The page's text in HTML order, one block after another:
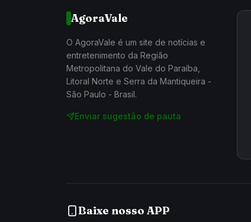
AgoraVale
O AgoraVale é um site de notícias e
entretenimento da Região
Metropolitana do Vale do Paraíba,
Litoral Norte e Serra da Mantiqueira -
São Paulo - Brasil.
Enviar sugestão de pauta
Baixe nosso APP